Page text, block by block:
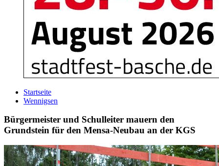
Startseite
Wennigsen
Bürgermeister und Schulleiter mauern den
Grundstein für den Mensa-Neubau an der KGS